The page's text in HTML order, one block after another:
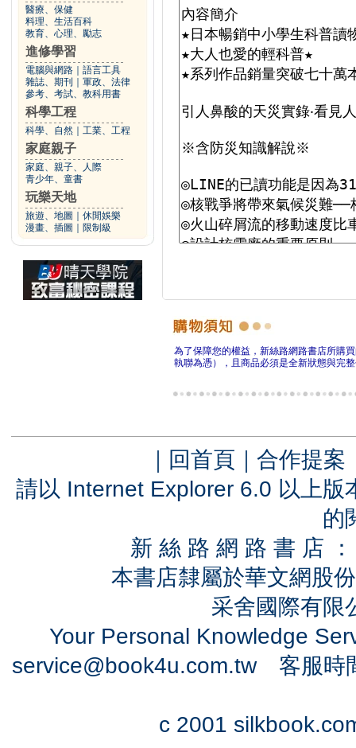
醫療、保健
料理、生活百科
教育、心理、勵志
進修學習
電腦與網路
語言工具
雜誌、期刊
軍政、法律
參考、考試、教科用書
科學工程
科學、自然 工業、工程
家庭親子
家庭、親子、人際
青少年、童書
玩樂天地
旅遊、地圖
休閒娛樂
漫畫、插圖
限制級
為了保障您的權益，新絲路網路書店所購
執聯為憑），且商品必須是全新狀態與完
｜ 回首頁 ｜ 合作提案
請以 Internet Explorer 6.0 以上
的
新 絲 路 網 路 書 店
本書店隸屬於華文網股
采舍國際有
Your Personal Knowledge
service@book4u.com.tw客服時
c 2001